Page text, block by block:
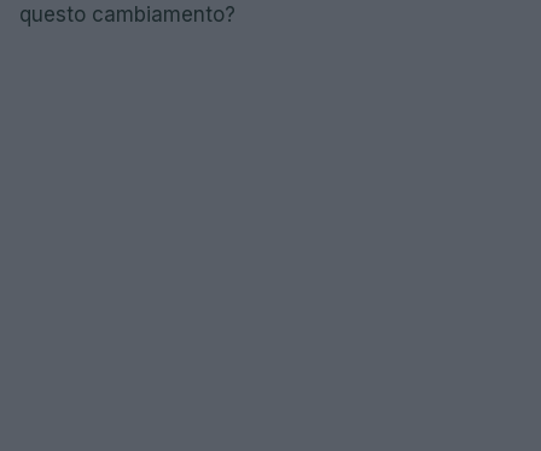
questo cambiamento?